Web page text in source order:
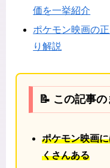
価を一挙紹介
ポケモン映画の
り解説
📝 この記事
ポケモン映画
くさんある